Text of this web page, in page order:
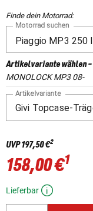
Finde dein Motorrad:
Motorrad suchen
Artikelvariante wählen-
MONOLOCK MP3 08-
Artikelvariante
UVP197,50 €2
158,00 €1
Lieferbar